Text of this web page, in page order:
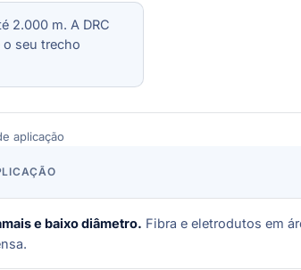
2.000 m. A DRC
seu trecho
aplicação
e baixo diâmetro. Fibra e eletrodutos em